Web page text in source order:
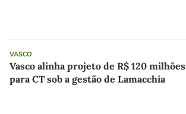
VASCO
Vasco alinha projeto de R$ 120 milhões
para CT sob a gestão de Lamacchia